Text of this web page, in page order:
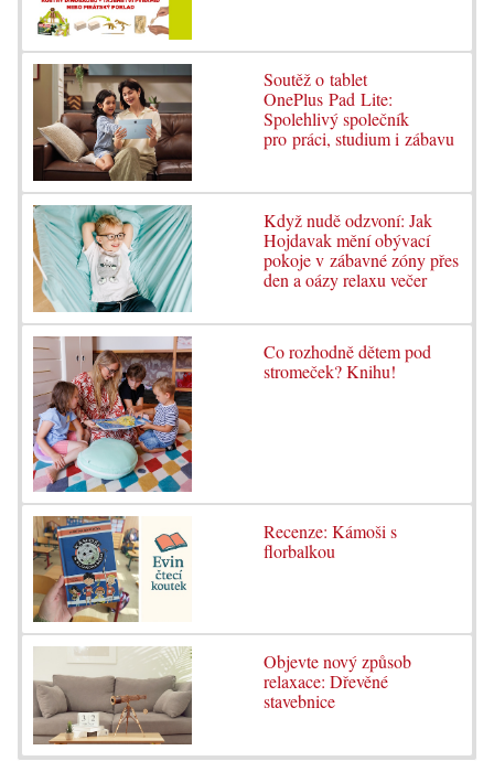
Soutěž o tablet
OnePlus Pad Lite:
Spolehlivý společník
pro práci, studium i zábavu
Když nudě odzvoní: Jak
Hojdavak mění obývací
pokoje v zábavné zóny přes
den a oázy relaxu večer
Co rozhodně dětem pod
stromeček? Knihu!
Recenze: Kámoši s
florbalkou
Objevte nový způsob
relaxace: Dřevěné
stavebnice